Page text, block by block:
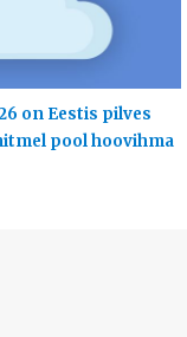
on Eestis pilves
pool hoovihma